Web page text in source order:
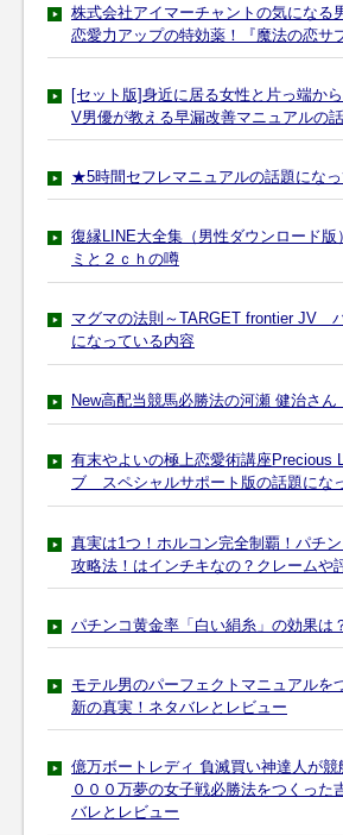
株式会社アイマーチャントの気になる
恋愛力アップの特効薬！『魔法の恋サ
[セット版]身近に居る女性と片っ端か
V男優が教える早漏改善マニュアルの
★5時間セフレマニュアルの話題にな
復縁LINE大全集（男性ダウンロード版
ミと２ｃｈの噂
マグマの法則～TARGET frontier JV
になっている内容
New高配当競馬必勝法の河瀬 健治さ
有末やよいの極上恋愛術講座Precious
ブ スペシャルサポート版の話題にな
真実は1つ！ホルコン完全制覇！パチ
攻略法！はインチキなの？クレームや
パチンコ黄金率「白い絹糸」の効果は
モテル男のパーフェクトマニュアルを
新の真実！ネタバレとレビュー
億万ボートレディ 負滅買い神達人が競
０００万夢の女子戦必勝法をつくった
バレとレビュー